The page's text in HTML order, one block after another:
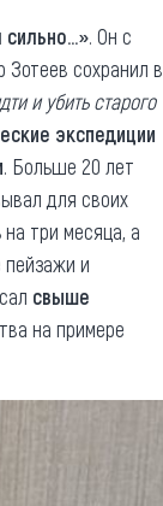
. Он с
Зотеев сохранил в
и убить старого
экспедиции
. Больше 20 лет
для своих
три месяца, а
пейзажи и
свыше
на примере